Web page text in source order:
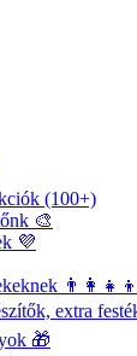
(100+)
🎨
💜
👨‍👩‍👧‍👦
extra
🎁